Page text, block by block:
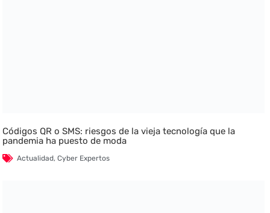
Códigos QR o SMS: riesgos de la vieja tecnología que la
pandemia ha puesto de moda
Actualidad,Cyber Expertos